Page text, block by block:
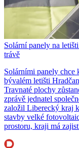
Solární panely na
trávě
Solárními panely chce
bývalém letišti
Travnaté plochy
zprávě jednatel
založil Liberecký kraj
stavby velké
prostoru, kraji má